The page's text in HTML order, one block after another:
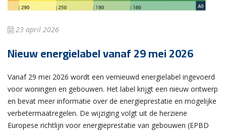
23 april 2026
Nieuw energielabel vanaf 29 mei 2026
Vanaf 29 mei 2026 wordt een vernieuwd energielabel ingevoerd
voor woningen en gebouwen. Het label krijgt een nieuw ontwerp
en bevat meer informatie over de energieprestatie en mogelijke
verbetermaatregelen. De wijziging volgt uit de herziene
Europese richtlijn voor energieprestatie van gebouwen (EPBD